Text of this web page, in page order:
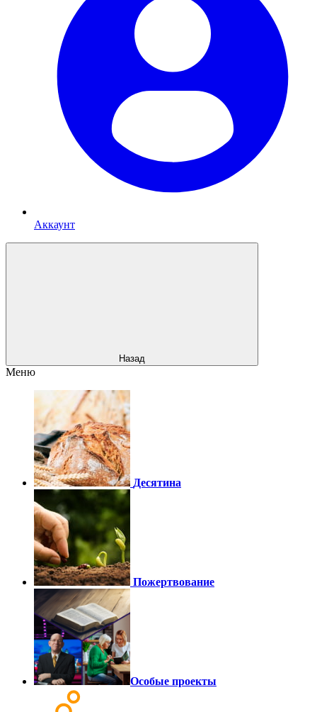
Аккаунт
Назад
Меню
Десятина
Пожертвование
Особые проекты